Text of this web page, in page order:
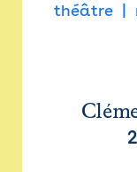
théâtre